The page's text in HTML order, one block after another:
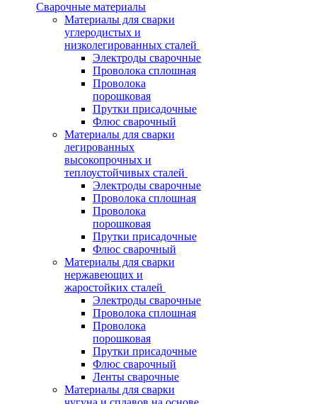
Сварочные материалы
Материалы для сварки
углеродистых и
низколегированных сталей
Электроды сварочные
Проволока сплошная
Проволока
порошковая
Прутки присадочные
Флюс сварочный
Материалы для сварки
легированных
высокопрочных и
теплоустойчивых сталей
Электроды сварочные
Проволока сплошная
Проволока
порошковая
Прутки присадочные
Флюс сварочный
Материалы для сварки
нержавеющих и
жаростойких сталей
Электроды сварочные
Проволока сплошная
Проволока
порошковая
Прутки присадочные
Флюс сварочный
Ленты сварочные
Материалы для сварки